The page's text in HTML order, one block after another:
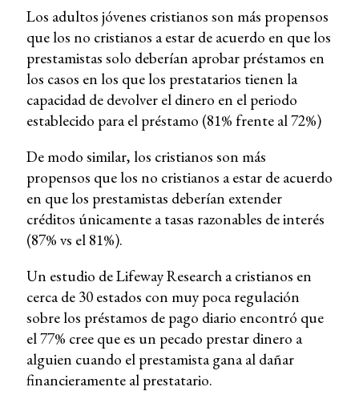
Los adultos jóvenes cristianos son más propensos
que los no cristianos a estar de acuerdo en que los
prestamistas solo deberían aprobar préstamos en
los casos en los que los prestatarios tienen la
capacidad de devolver el dinero en el periodo
establecido para el préstamo (81% frente al 72%)
De modo similar, los cristianos son más
propensos que los no cristianos a estar de acuerdo
en que los prestamistas deberían extender
créditos únicamente a tasas razonables de interés
(87% vs el 81%).
Un estudio de Lifeway Research a cristianos en
cerca de 30 estados con muy poca regulación
sobre los préstamos de pago diario encontró que
el 77% cree que es un pecado prestar dinero a
alguien cuando el prestamista gana al dañar
financieramente al prestatario.